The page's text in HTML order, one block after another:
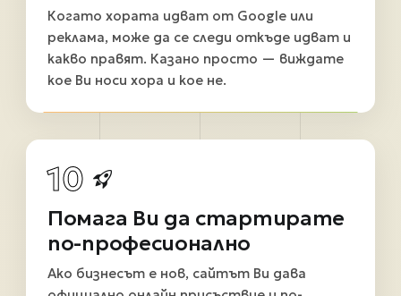
Когато хората идват от Google или
реклама, може да се следи откъде идват и
какво правят. Казано просто — виждате
кое Ви носи хора и кое не.
10
Помага Ви да стартирате
по-професионално
Ако бизнесът е нов, сайтът Ви дава